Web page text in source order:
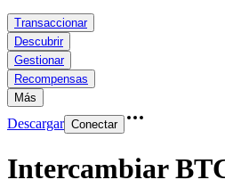
Transaccionar
Descubrir
Gestionar
Recompensas
Más
Descargar Conectar
Intercambiar